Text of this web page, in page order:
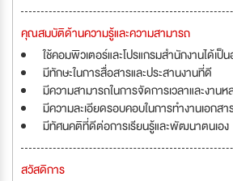
คุณสมบัติด้านความรู้และความสามารถ
ใช้คอมพิวเตอร์และโปรแกรมสำนักงานได้เป็
มีทักษะในการสื่อสารและประสานงานที่ดี
มีความสามารถในการจัดการเวลาและงาน
มีความละเอียดรอบคอบในการทำงานเอกสา
มีทัศนคติที่ดีต่อการเรียนรู้และพัฒนาตนเอง
สวัสดิการ